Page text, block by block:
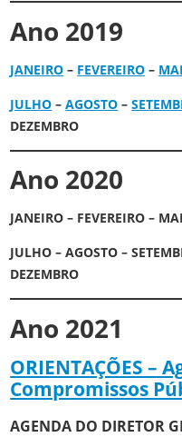
Ano 2019
JANEIRO – FEVEREIRO –
JULHO –AGOSTO –
DEZEMBRO
Ano 2020
JANEIRO – FEVEREIRO –
JULHO – AGOSTO –
DEZEMBRO
Ano 2021
ORIENTAÇÕES –
Compromissos
AGENDA DO DIRETOR